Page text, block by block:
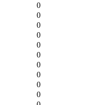
0
0
0
0
0
0
0
0
0
0